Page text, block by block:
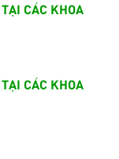
CÁC KHOA
CÁC KHOA